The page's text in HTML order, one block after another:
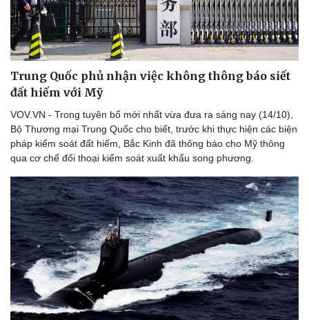
Thể thao
Lịch thi đấu bóng đá
Thế giới thể thao
eSports
Hậu trường
Ô tô - Xe máy
Xe máy
Trung Quốc phủ nhận việc không thông báo siết
đất hiếm với Mỹ
VOV.VN - Trong tuyên bố mới nhất vừa đưa ra sáng nay (14/10),
Bộ Thương mại Trung Quốc cho biết, trước khi thực hiện các biện
pháp kiểm soát đất hiếm, Bắc Kinh đã thông báo cho Mỹ thông
qua cơ chế đối thoại kiểm soát xuất khẩu song phương.